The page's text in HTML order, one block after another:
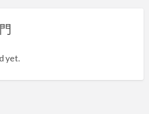
yet.